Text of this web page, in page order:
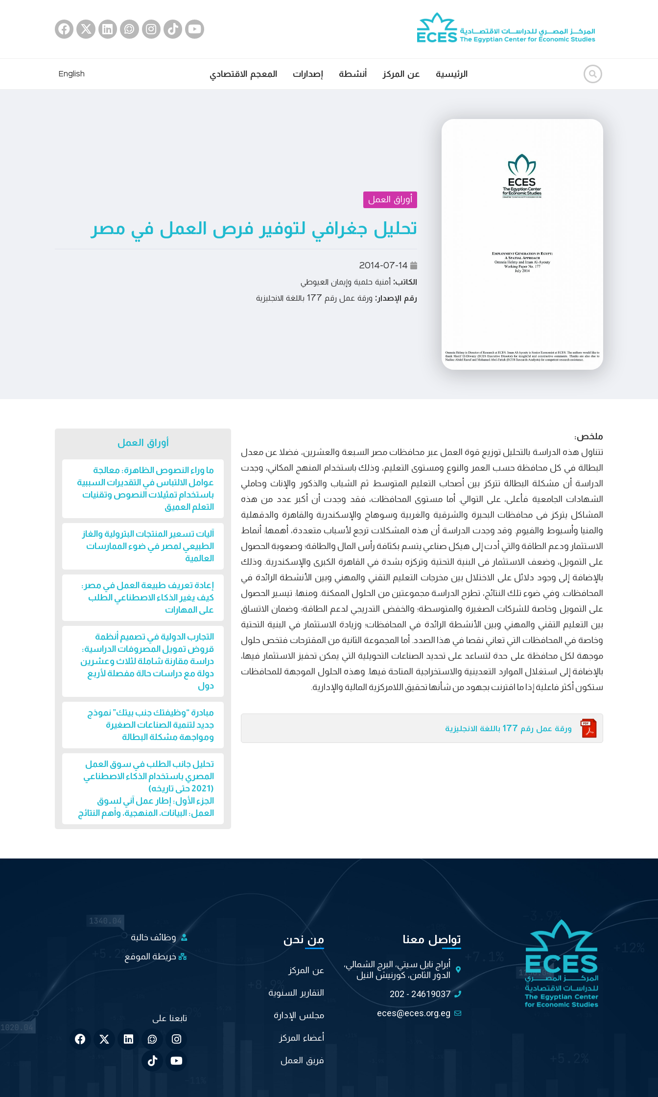
الرئيسية عن المركز أنشطة إصدارات المعجم الاقتصادي English
أوراق العمل
تحليل جغرافي لتوفير فرص العمل في مصر
2014-07-14
الكاتب: أمنية حلمية وإيمان العيوطي
رقم الإصدار: ورقة عمل رقم 177 باللغة الانجليزية
ملخص:
تتناول هذه الدراسة بالتحليل توزيع قوة العمل عبر محافظات مصر السبعة والعشرين، فضلا عن معدل
البطالة في كل محافظة حسب العمر والنوع ومستوى التعليم، وذلك باستخدام المنهج المكاني، وجدت
الدراسة أن مشكلة البطالة تتركز بين أصحاب التعليم المتوسط ثم الشباب والذكور والإناث وحاملي
الشهادات الجامعية فأعلى، على التوالي. أما مستوى المحافظات، فقد وجدت أن أكبر عدد من هذه
المشاكل يتركز فى محافظات البحيرة والشرقية والغربية وسوهاج والإسكندرية والقاهرة والدقهلية
والمنيا وأسيوط والفيوم. وقد وجدت الدراسة أن هذه المشكلات ترجع لأسباب متعددة، أهمها: أنماط
الاستثمار ودعم الطاقة والتي أدت إلى هيكل صناعي يتسم بكثافة رأس المال والطاقة؛ وصعوبة الحصول
على التمويل، وضعف الاستثمار فى البنية التحتية وتركزه بشدة في القاهرة الكبرى والإسكندرية. وذلك
بالإضافة إلى وجود دلائل على الاختلال بين مخرجات التعليم التقني والمهني وبين الأنشطة الرائدة في
المحافظات. وفي ضوء تلك النتائج، تطرح الدراسة مجموعتين من الحلول الممكنة. ومنها: تيسير الحصول
على التمويل وخاصة للشركات الصغيرة والمتوسطة؛ والخفض التدريجي لدعم الطاقة؛ وضمان الاتساق
بين التعليم التقني والمهني وبين الأنشطة الرائدة في المحافظات؛ وزيادة الاستثمار في البنية التحتية
وخاصة في المحافظات التي تعاني نقصا في هذا الصدد. أما المجموعة الثانية من المقترحات فتخص حلول
موجهة لكل محافظة على حدة لتساعد على تحديد الصناعات التحويلية التي يمكن تحفيز الاستثمار فيها،
بالإضافة إلى استغلال الموارد التعدينية والاستخراجية المتاحة فيها. وهذه الحلول الموجهة للمحافظات
ستكون أكثر فاعلية إذا ما اقترنت بجهود من شأنها تحقيق اللامركزية المالية والإدارية.
ورقة عمل رقم 177 باللغة الانجليزية
أوراق العمل
ما وراء النصوص الظاهرة: معالجة
عوامل الالتباس في التقديرات السببية
باستخدام تمثيلات النصوص وتقنيات
التعلم العميق
آليات تسعير المنتجات البترولية والغاز
الطبيعي لمصر في ضوء الممارسات
العالمية
إعادة تعريف طبيعة العمل في مصر:
كيف يغير الذكاء الاصطناعي الطلب
على المهارات
التجارب الدولية في تصميم أنظمة
قروض تمويل المصروفات الدراسية:
دراسة مقارنة شاملة لثلاث وعشرين
دولة مع دراسات حالة مفصلة لأربع
دول
مبادرة “وظيفتك جنب بيتك” نموذج
جديد لتنمية الصناعات الصغيرة
ومواجهة مشكلة البطالة
تحليل جانب الطلب في سوق العمل
المصري باستخدام الذكاء الاصطناعي
(2021 حتى تاريخه)
الجزء الأول: إطار عمل آني لسوق
العمل: البيانات، المنهجية، وأهم النتائج
تواصل معنا
أبراج نايل سيتي، البرج الشمالي،
الدور الثامن، كورنيش النيل
202 - 24619037
eces@eces.org.eg
من نحن
عن المركز
التقارير السنوية
مجلس الإدارة
أعضاء المركز
فريق العمل
وظائف خالية
خريطة الموقع